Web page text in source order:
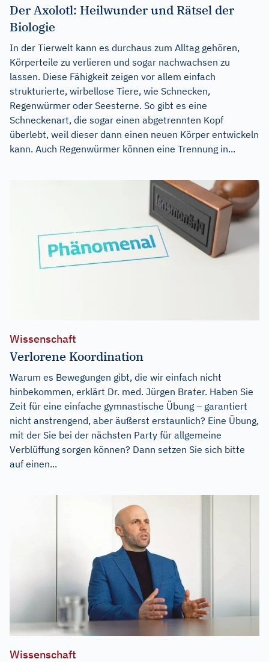
Der Axolotl: Heilwunder und Rätsel der
Biologie
In der Tierwelt kann es durchaus zum Alltag gehören,
Körperteile zu verlieren und sogar nachwachsen zu
lassen. Diese Fähigkeit zeigen vor allem einfach
strukturierte, wirbellose Tiere, wie Schnecken,
Regenwürmer oder Seesterne. So gibt es eine
Schneckenart, die sogar einen abgetrennten Kopf
überlebt, weil dieser dann einen neuen Körper entwickeln
kann. Auch Regenwürmer können eine Trennung in...
Wissenschaft
Verlorene Koordination
Warum es Bewegungen gibt, die wir einfach nicht
hinbekommen, erklärt Dr. med. Jürgen Brater. Haben Sie
Zeit für eine einfache gymnastische Übung – garantiert
nicht anstrengend, aber äußerst erstaunlich? Eine Übung,
mit der Sie bei der nächsten Party für allgemeine
Verblüffung sorgen können? Dann setzen Sie sich bitte
auf einen...
Wissenschaft